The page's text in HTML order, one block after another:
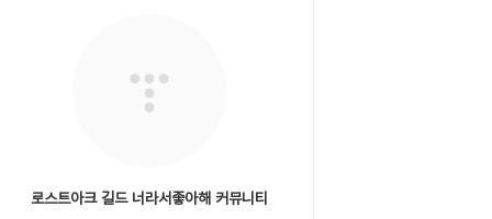
로스트아크 길드 너라서좋아해 커뮤니티